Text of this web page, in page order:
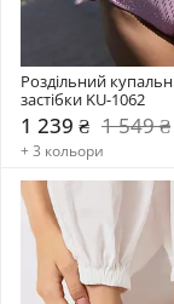
Роздільний
застібки KU-1062
1 239 ₴ 1 549 ₴
+ 3 кольори